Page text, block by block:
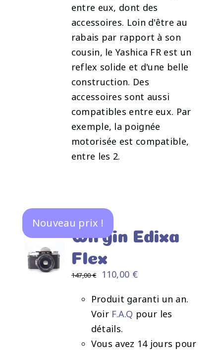
entre eux, dont des
accessoires. Loin d'être au
rabais par rapport à son
cousin, le Yashica FR est un
reflex solide et d'une belle
construction. Des
accessoires sont aussi
compatibles entre eux. Par
exemple, la poignée
motorisée est compatible,
entre les 2.
Nouveau prix !
Wirgin Edixa
Flex
147,00€
Le
initial
était :
147,00 €.
110,00 €Le
actuel
est :
Produit garanti un an.
Voir F.A.Q pour les
détails.
Vous avez 14 jours pour